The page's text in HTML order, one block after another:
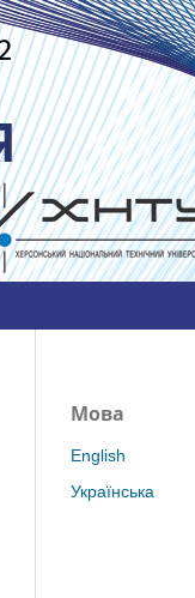
Мова
English
Українська